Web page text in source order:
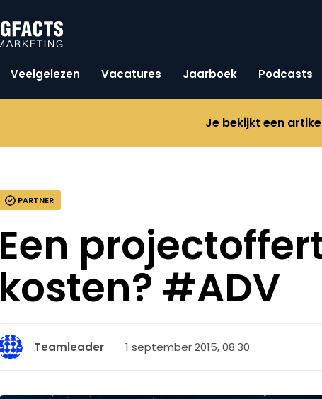
Veelgelezen Vacatures Jaarboek Podcasts
Je bekijkt een
PARTNER
Een
kosten? #ADV
Teamleader 1 september 2015, 08:30